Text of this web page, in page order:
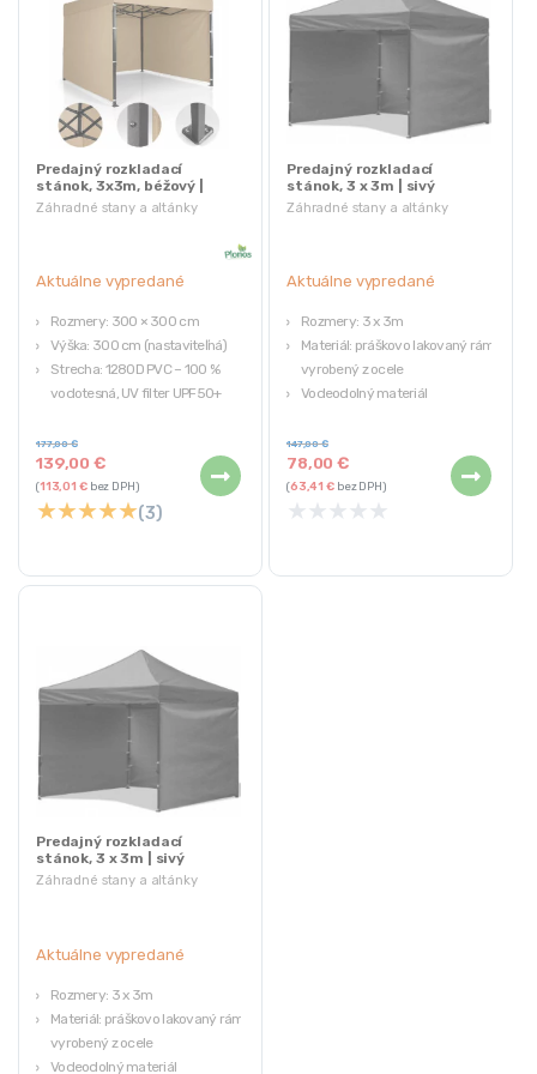
Záhradné stany a altánky
Predajný rozkladací
stánok, 3x3m, béžový |
Plonos
Aktuálne vypredané
Rozmery: 300 × 300 cm
Výška: 300 cm (nastaviteľná)
Strecha: 1280D PVC – 100 %
vodotesná, UV filter UPF50+
vodotesné, UV filter UPF 40+
Konštrukcia: oceľová,
kladivkovaná
139,00€
177,00€
(113,01 €bez DPH)
★★★★★(3)
Záhradné stany a altánky
Predajný rozkladací
stánok, 3 x 3m | sivý
(Výstavný kus)
Aktuálne vypredané
Rozmery: 3 x 3m
Materiál: práškovo lakovaný rám,
vyrobený z ocele
Vodeodolný materiál
Farba: sivá
Využite príležitosť a získajte kvalitné
produkty za výhodnú cenu! Naše
výstavné kusy sú pripravené na
78,00€
147,00€
(63,41€bez DPH)
★ ★ ★ ★ ★
Záhradné stany a altánky
Predajný rozkladací
stánok, 3 x 3m | sivý
(Bazár)
Aktuálne vypredané
Rozmery: 3 x 3m
Materiál: práškovo lakovaný rám,
vyrobený z ocele
Vodeodolný materiál